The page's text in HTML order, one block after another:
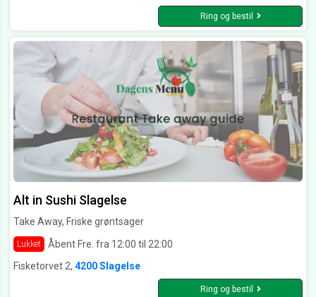
Ring og bestil
Alt in Sushi Slagelse
Take Away, Friske grøntsager
Lukket
Åbent Fre. fra 12:00 til 22:00
Fisketorvet 2, 4200 Slagelse
Ring og bestil